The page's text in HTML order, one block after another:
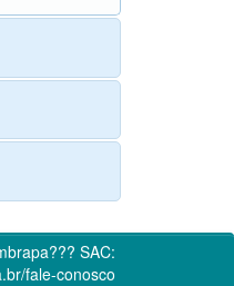
SAC:
fale-conosco